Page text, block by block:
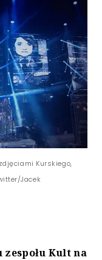
Kurskiego,
Jacek
Kult na